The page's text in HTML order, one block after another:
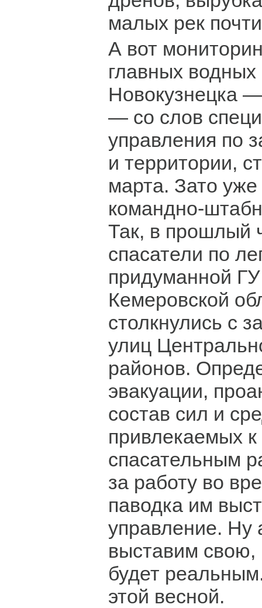
малых рек
А вот
главных водных
Новокузнецка
— со слов
управления по
и территории,
марта. Зато
командно-
Так, в прошлый
спасатели по
придуманной
Кемеровской
столкнулись с
улиц
районов.
эвакуации,
состав сил и
привлекаемых
спасательным
за работу во
паводка им
управление. Ну
выставим свою,
будет
этой весной.